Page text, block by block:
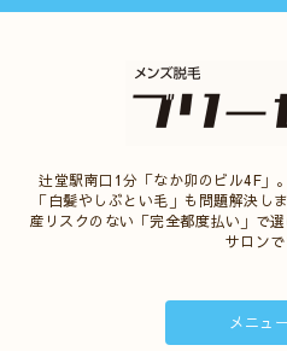
辻堂駅南口1分「なか卯のビル4F」
「白髪やしぶとい毛」も問題解決し
産リスクのない「完全都度払い」で
サロンで
メニュー